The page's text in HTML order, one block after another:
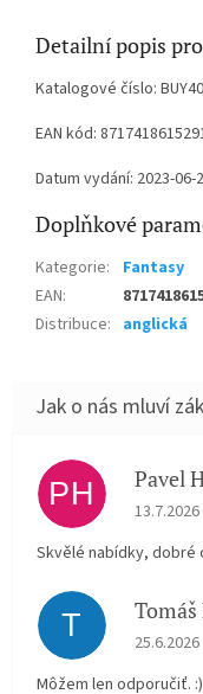
Detailní popis
Katalogové číslo:
EAN kód:
Datum vydání: 2023-06-
Doplňkové
Kategorie:
Fantasy
EAN:
Distribuce: anglická
PH Pavel
13.7.2026
Skvělé nabídky, dobré
T Tomáš
25.6.2026
Môžem len odporučiť.